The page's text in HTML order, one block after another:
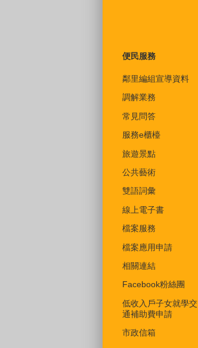
便民服務
鄰里編組宣導資料
調解業務
常見問答
服務e櫃檯
旅遊景點
公共藝術
雙語詞彙
線上電子書
檔案服務
檔案應用申請
相關連結
Facebook粉絲團
低收入戶子女就學交
通補助費申請
市政信箱